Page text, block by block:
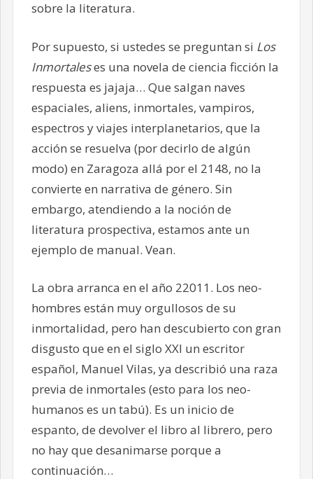
sobre la literatura.
Por supuesto, si ustedes se preguntan si Los
Inmortaleses una novela de ciencia ficción la
respuesta es jajaja… Que salgan naves
espaciales, aliens, inmortales, vampiros,
espectros y viajes interplanetarios, que la
acción se resuelva (por decirlo de algún
modo) en Zaragoza allá por el 2148, no la
convierte en narrativa de género. Sin
embargo, atendiendo a la noción de
literatura prospectiva, estamos ante un
ejemplo de manual. Vean.
La obra arranca en el año 22011. Los neo-
hombres están muy orgullosos de su
inmortalidad, pero han descubierto con gran
disgusto que en el siglo XXI un escritor
español, Manuel Vilas, ya describió una raza
previa de inmortales (esto para los neo-
humanos es un tabú). Es un inicio de
espanto, de devolver el libro al librero, pero
no hay que desanimarse porque a
continuación…